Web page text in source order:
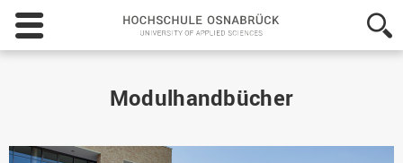
Hochschule
Osnabrück
-
Modulhandbücher